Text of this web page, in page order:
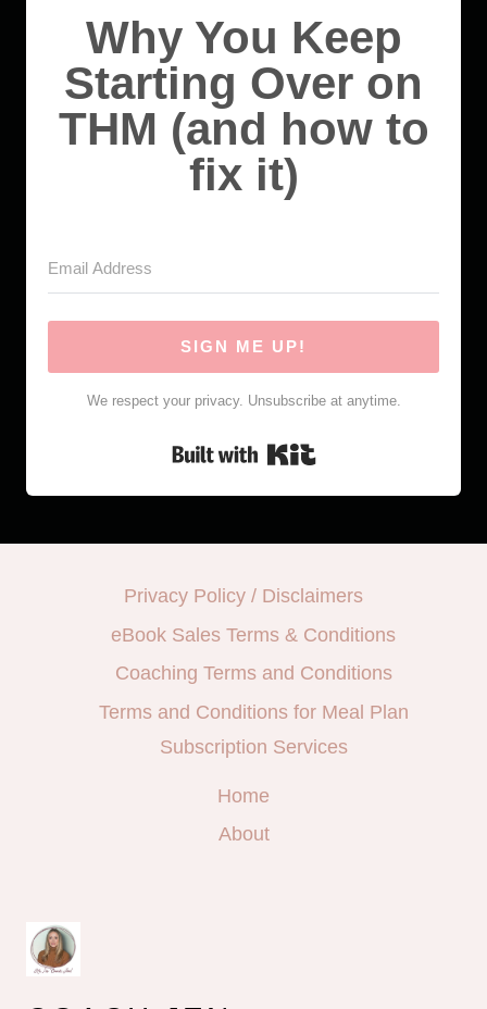
Why You Keep
Starting Over on
THM (and how to
fix it)
SIGN ME UP!
We respect your privacy. Unsubscribe at anytime.
Built with Kit
Privacy Policy / Disclaimers
eBook Sales Terms & Conditions
Coaching Terms and Conditions
Terms and Conditions for Meal Plan
Subscription Services
Home
About